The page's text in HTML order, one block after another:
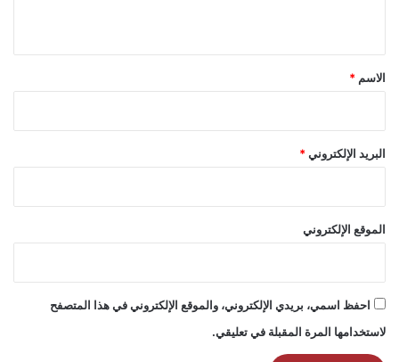
*
الاسم *
البريد الإلكتروني *
الموقع الإلكتروني
احفظ اسمي، بريدي الإلكتروني، والموقع الإلكتروني في هذا المتصفح
لاستخدامها المرة المقبلة في تعليقي.